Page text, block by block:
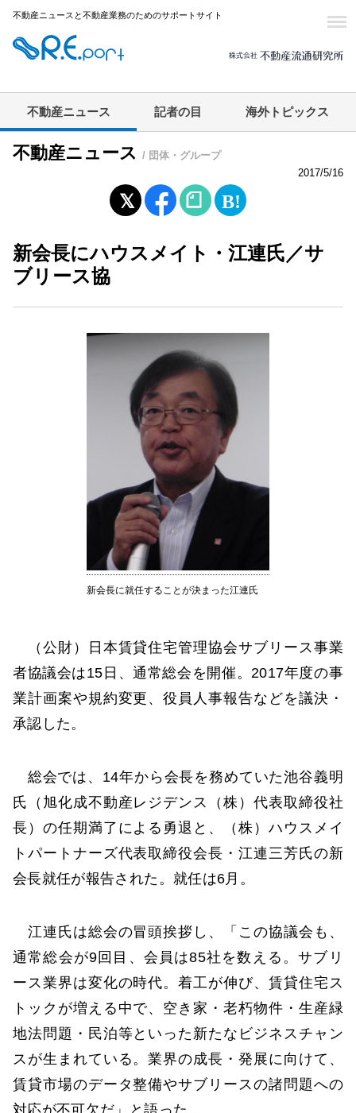
不動産ニュースと不動産業務のためのサポートサイト
不動産ニュース 記者の目 海外トピックス
不動産ニュース / 団体・グループ
2017/5/16
新会長にハウスメイト・江連氏／サ
ブリース協
新会長に就任することが決まった江連氏
（公財）日本賃貸住宅管理協会サブリース事業
者協議会は15日、通常総会を開催。2017年度の事
業計画案や規約変更、役員人事報告などを議決・
承認した。
総会では、14年から会長を務めていた池谷義明
氏（旭化成不動産レジデンス（株）代表取締役社
長）の任期満了による勇退と、（株）ハウスメイ
トパートナーズ代表取締役会長・江連三芳氏の新
会長就任が報告された。就任は6月。
江連氏は総会の冒頭挨拶し、「この協議会も、
通常総会が9回目、会員は85社を数える。サブリ
ース業界は変化の時代。着工が伸び、賃貸住宅ス
トックが増える中で、空き家・老朽物件・生産緑
地法問題・民泊等といった新たなビジネスチャン
スが生まれている。業界の成長・発展に向けて、
賃貸市場のデータ整備やサブリースの諸問題への